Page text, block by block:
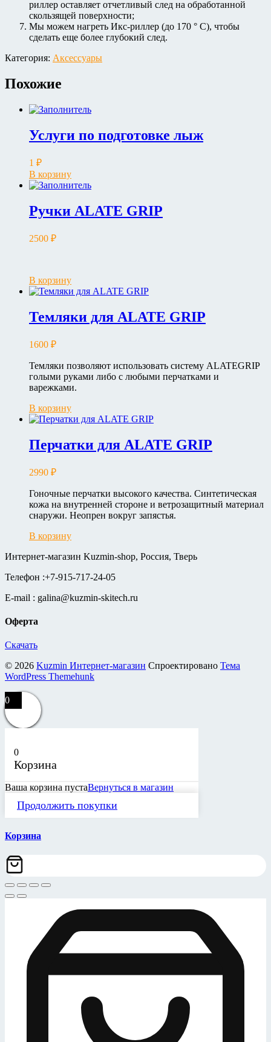
риллер оставляет отчетливый след на обработанной
скользящей поверхности;
Мы можем нагреть Икс-риллер (до 170 ° C), чтобы
сделать еще более глубокий след.
Категория: Аксессуары
Похожие
Услуги по подготовке лыж
1 ₽
В корзину
Ручки ALATE GRIP
2500 ₽
В корзину
Темляки для ALATE GRIP
1600 ₽
Темляки позволяют использовать систему ALATEGRIP
голыми руками либо с любыми перчатками и
варежками.
В корзину
Перчатки для ALATE GRIP
2990 ₽
Гоночные перчатки высокого качества. Синтетическая
кожа на внутренней стороне и ветрозащитный материал
снаружи. Неопрен вокруг запястья.
В корзину
Интернет-магазин Kuzmin-shop, Россия, Тверь
Телефон :+7-915-717-24-05
E-mail : galina@kuzmin-skitech.ru
Оферта
Скачать
© 2026 Kuzmin Интернет-магазин Спроектировано Тема
WordPress Themehunk
0
0
Корзина
Ваша корзина пустаВернуться в магазин
Продолжить покупки
Корзина